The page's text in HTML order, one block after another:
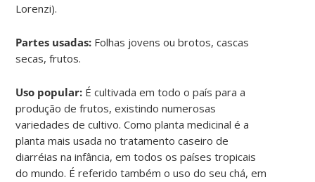
Lorenzi).
Partes usadas: Folhas jovens ou brotos, cascas
secas, frutos.
Uso popular: É cultivada em todo o país para a
produção de frutos, existindo numerosas
variedades de cultivo. Como planta medicinal é a
planta mais usada no tratamento caseiro de
diarréias na infância, em todos os países tropicais
do mundo. É referido também o uso do seu chá, em